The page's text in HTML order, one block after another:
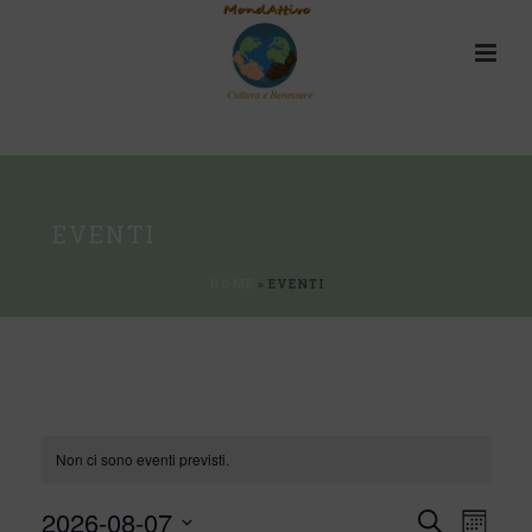
» EVENTI
Non ci sono eventi previsti.
CercaE
2026-08-07